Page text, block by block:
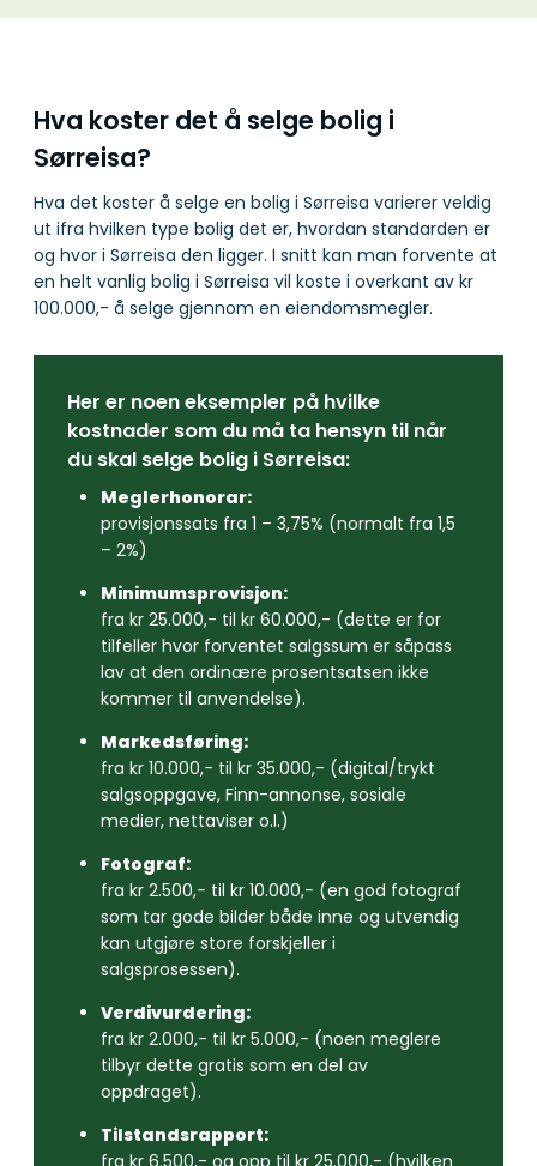
Hva koster det å selge bolig i
Sørreisa?
Hva det koster å selge en bolig i Sørreisa varierer veldig
ut ifra hvilken type bolig det er, hvordan standarden er
og hvor i Sørreisa den ligger. I snitt kan man forvente at
en helt vanlig bolig i Sørreisa vil koste i overkant av kr
100.000,- å selge gjennom en eiendomsmegler.
Her er noen eksempler på hvilke
kostnader som du må ta hensyn til når
du skal selge bolig i Sørreisa:
Meglerhonorar:
provisjonssats fra 1 – 3,75% (normalt fra 1,5
– 2%)
Minimumsprovisjon:
fra kr 25.000,- til kr 60.000,- (dette er for
tilfeller hvor forventet salgssum er såpass
lav at den ordinære prosentsatsen ikke
kommer til anvendelse).
Markedsføring:
fra kr 10.000,- til kr 35.000,- (digital/trykt
salgsoppgave, Finn-annonse, sosiale
medier, nettaviser o.l.)
Fotograf:
fra kr 2.500,- til kr 10.000,- (en god fotograf
som tar gode bilder både inne og utvendig
kan utgjøre store forskjeller i
salgsprosessen).
Verdivurdering:
fra kr 2.000,- til kr 5.000,- (noen meglere
tilbyr dette gratis som en del av
oppdraget).
Tilstandsrapport:
fra kr 6.500,- og opp til kr 25.000,- (hvilken